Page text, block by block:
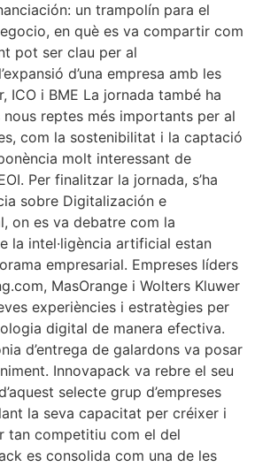
un trampolín para el
en què es va compartir com
pot ser clau per al
d’una empresa amb les
ICO i BME La jornada també ha
reptes més importants per al
com la sostenibilitat i la captació
molt interessant de
Per finalitzar la jornada, s’ha
sobre Digitalización e
on es va debatre com la
la intel·ligència artificial estan
empresarial. Empreses líders
MasOrange i Wolters Kluwer
experiències i estratègies per
digital de manera efectiva.
d’entrega de galardons va posar
Innovapack va rebre el seu
selecte grup d’empreses
la seva capacitat per créixer i
tan competitiu com el del
es consolida com una de les